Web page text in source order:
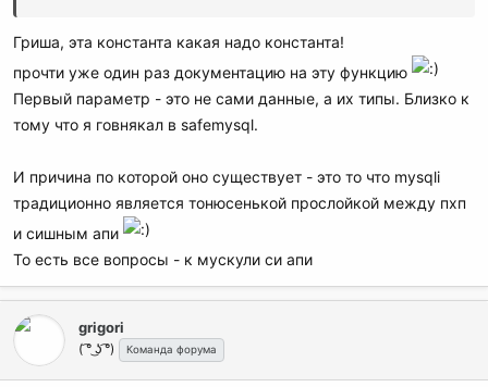
Гриша, эта константа какая надо константа!
прочти уже один раз документацию на эту функцию
Первый параметр - это не сами данные, а их типы. Близко к
тому что я говнякал в safemysql.
И причина по которой оно существует - это то что mysqli
традиционно является тонюсенькой прослойкой между пхп
и сишным апи
То есть все вопросы - к мускули си апи
grigori
( ͡° ͜ʖ ͡°) Команда форума